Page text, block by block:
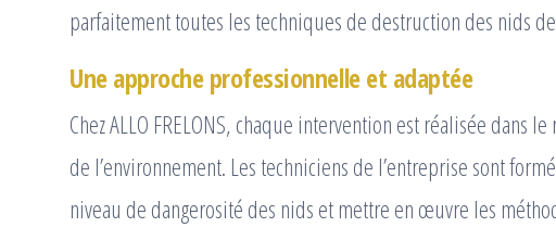
parfaitement toutes les techniques de destruction des nids
Une approche professionnelle et adaptée
Chez ALLO FRELONS, chaque intervention est réalisée dans
de l’environnement. Les techniciens de l’entreprise sont
niveau de dangerosité des nids et mettre en œuvre les